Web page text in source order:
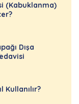
(Kabuklanma)
Dışa
Kullanılır?